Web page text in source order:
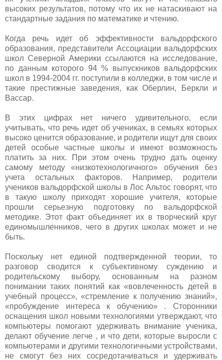
высоких результатов, потому что их не натаскивают на
стандартные задания по математике и чтению.
Когда речь идет об эффективности вальдорфского
образования, представители Ассоциации вальдорфских
школ Северной Америки ссылаются на исследование,
по данным которого 94 % выпускников вальдорфских
школ в 1994-2004 гг. поступили в колледжи, в том числе и
такие престижные заведения, как Оберлин, Беркли и
Вассар.
В этих цифрах нет ничего удивительного, если
учитывать, что речь идет об учениках, в семьях которых
высоко ценится образование, и родители ищут для своих
детей особые частные школы и имеют возможность
платить за них. При этом очень трудно дать оценку
самому методу «низкотехнологичного» обучения без
учета остальных факторов. Например, родители
учеников вальдорфской школы в Лос Альтос говорят, что
в такую школу приходят хорошие учителя, которые
прошли серьезную подготовку по вальдорфской
методике. Этот факт объединяет их в творческий круг
единомышленников, чего в других школах может и не
быть.
Поскольку нет eдиной подтвержденной теории, то
разговор сводится к субъективному суждению и
родительскому выбору, основанным на разном
понимании таких понятий как «вовлеченность детей в
учебный процесс», «стремление к получению знаний»,
«пробуждение интереса к обучению» . Сторонники
оснащения школ новыми технологиями утверждают, что
компьютеры помогают удерживать внимание ученика,
делают обучение легче , и что дети, которые выросли с
компьютерами и другими технологичными устройствами,
не смогут без них сосредотачиваться и удерживать